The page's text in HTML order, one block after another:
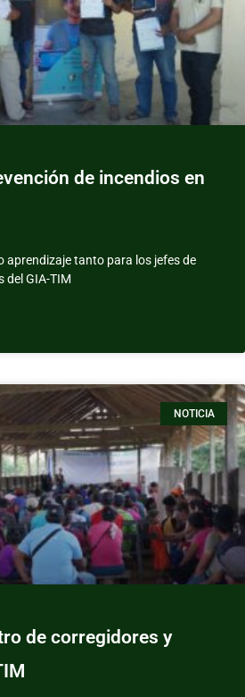
de incendios en
aprendizaje tanto para los jefes de
del GIA-TIM
NOTICIA
de corregidores y